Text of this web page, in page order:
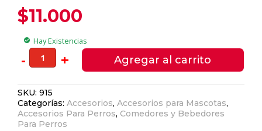
$11.000
check_circle Hay Existencias
- Plato
Melamina
Hormigas
Rojo
M
+ Agregar al carrito
SKU:915
Categorías:Accesorios,Accesorios para Mascotas,
Accesorios Para Perros, Comedores y Bebedores
Para Perros